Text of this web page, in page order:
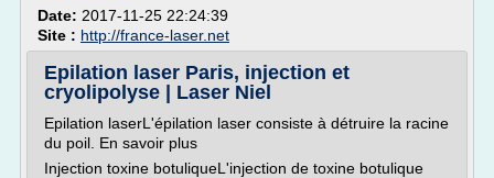
Date: 2017-11-25 22:24:39
Site : http://france-laser.net
Epilation laser Paris, injection et
cryolipolyse | Laser Niel
Epilation laserL'épilation laser consiste à détruire la racine
du poil. En savoir plus
Injection toxine botuliqueL'injection de toxine botulique